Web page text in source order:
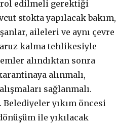
edilmeli gerektiği
stokta yapılacak bakım,
aileleri ve aynı çevre
kalma tehlikesiyle
alındıktan sonra
alınmalı,
sağlanmalı.
yıkım öncesi
ile yıkılacak